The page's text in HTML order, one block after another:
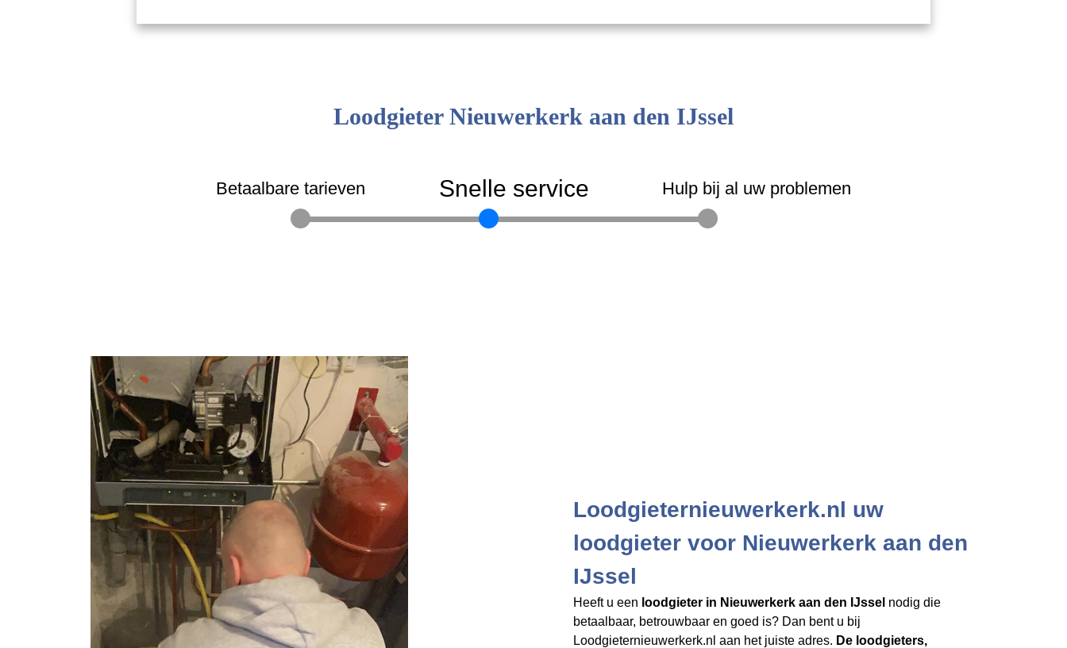
Loodgieter Nieuwerkerk aan den IJssel
Betaalbare tarieven Snelle service Hulp bij al uw problemen
Loodgieternieuwerkerk.nl uw
loodgieter voor Nieuwerkerk aan den
IJssel
Heeft u een loodgieter in Nieuwerkerk aan den IJssel nodig die
betaalbaar, betrouwbaar en goed is? Dan bent u bij
Loodgieternieuwerkerk.nl aan het juiste adres. De loodgieters,